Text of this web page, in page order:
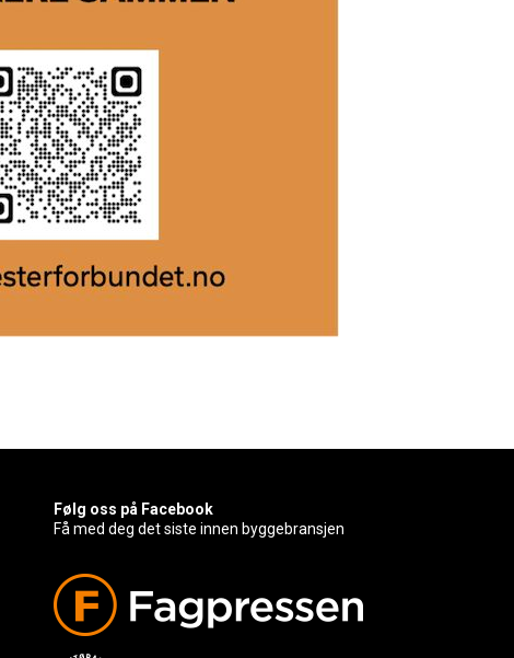
Følg oss på Facebook
Få med deg det siste innen byggebransjen